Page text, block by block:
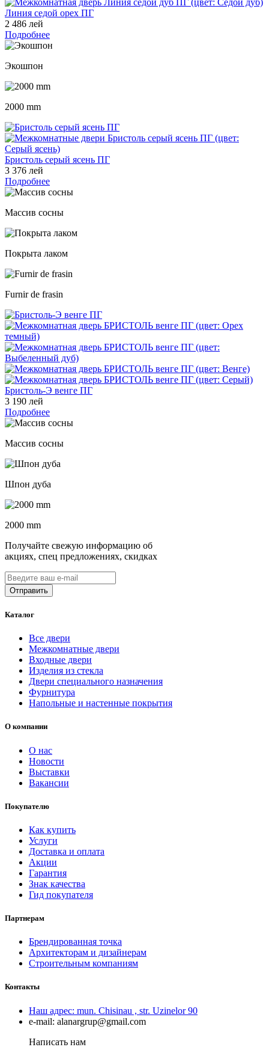
Линия седой орех ПГ
2 486 лей
Подробнее
Экошпон
2000 mm
Бристоль серый ясень ПГ
3 376 лей
Подробнее
Массив сосны
Покрыта лаком
Furnir de frasin
Бристоль-Э венге ПГ
3 190 лей
Подробнее
Массив сосны
Шпон дуба
2000 mm
Получайте свежую информацию об
акциях, спец предложениях, скидках
Каталог
Все двери
Межкомнатные двери
Входные двери
Изделия из стекла
Двери специального назначения
Фурнитура
Напольные и настенные покрытия
О компании
О нас
Новости
Выставки
Вакансии
Покупателю
Как купить
Услуги
Доставка и оплата
Акции
Гарантия
Знак качества
Гид покупателя
Партнерам
Брендированная точка
Архитекторам и дизайнерам
Строительным компаниям
Контакты
Наш адрес: mun. Chisinau , str. Uzinelor 90
e-mail: alanargrup@gmail.com
Написать нам